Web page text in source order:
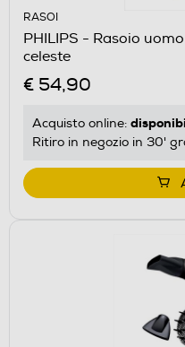
RASOI
PHILIPS - Rasoio
celeste
€ 54,90
Acquisto online:
Ritiro in negozio in 30'